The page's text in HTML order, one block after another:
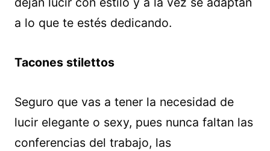
a lo que te estés dedicando.
Tacones stilettos
Seguro que vas a tener la necesidad de
lucir elegante o sexy, pues nunca faltan las
conferencias del trabajo, las